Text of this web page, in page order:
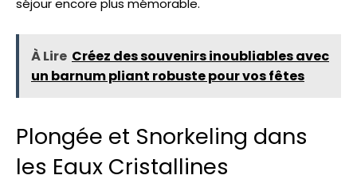
séjour encore plus mémorable.
À Lire Créez des souvenirs inoubliables avec
un barnum pliant robuste pour vos fêtes
Plongée et Snorkeling dans
les Eaux Cristallines